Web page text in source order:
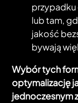
przypadku
lub tam,
jakość
bywają
Wybór tych
optymalizację
jednoczesnym